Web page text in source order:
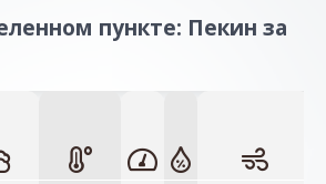
пункте: Пекин за